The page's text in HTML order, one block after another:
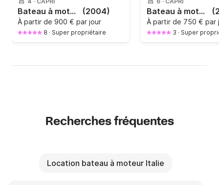
Bateau à moteur Gagliotta Jores 480cv (2004)
À partir de 900 € par jour
8 · Super propriétaire
Bateau à moteur Acquamarine Sport 600cv
À partir de 750 € par
3 · Super
Recherches fréquentes
Location bateau à moteur Italie